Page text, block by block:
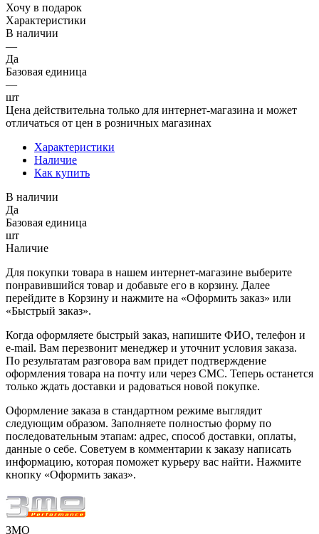
Хочу в подарок
Характеристики
В наличии
—
Да
Базовая единица
—
шт
Цена действительна только для интернет-магазина и может
отличаться от цен в розничных магазинах
Характеристики
Наличие
Как купить
В наличии
Да
Базовая единица
шт
Наличие
Для покупки товара в нашем интернет-магазине выберите
понравившийся товар и добавьте его в корзину. Далее
перейдите в Корзину и нажмите на «Оформить заказ» или
«Быстрый заказ».
Когда оформляете быстрый заказ, напишите ФИО, телефон и
e-mail. Вам перезвонит менеджер и уточнит условия заказа.
По результатам разговора вам придет подтверждение
оформления товара на почту или через СМС. Теперь останется
только ждать доставки и радоваться новой покупке.
Оформление заказа в стандартном режиме выглядит
следующим образом. Заполняете полностью форму по
последовательным этапам: адрес, способ доставки, оплаты,
данные о себе. Советуем в комментарии к заказу написать
информацию, которая поможет курьеру вас найти. Нажмите
кнопку «Оформить заказ».
3MO